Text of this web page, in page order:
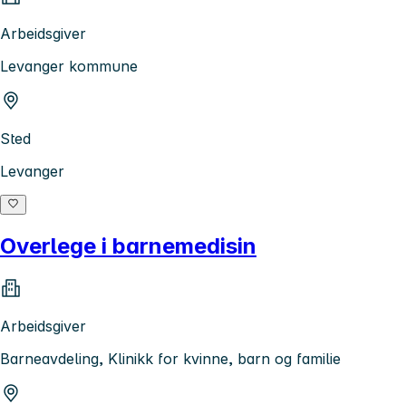
Arbeidsgiver
Levanger kommune
Sted
Levanger
Overlege i barnemedisin
Arbeidsgiver
Barneavdeling, Klinikk for kvinne, barn og familie